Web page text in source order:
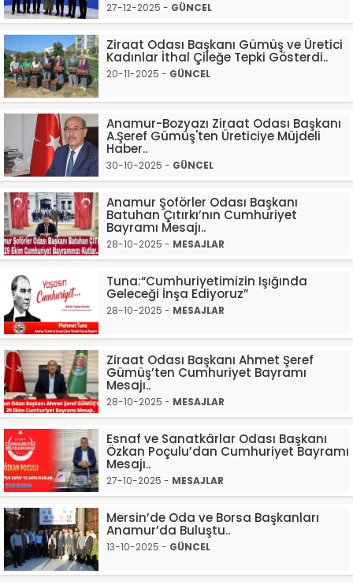
27-12-2025 - GÜNCEL
Ziraat Odası Başkanı Gümüş ve Üretici
Kadınlar İthal Çileğe Tepki Gösterdi..
20-11-2025 - GÜNCEL
Anamur-Bozyazı Ziraat Odası Başkanı
A.Şeref Gümüş'ten Üreticiye Müjdeli
Haber..
30-10-2025 - GÜNCEL
Anamur Şoförler Odası Başkanı
Batuhan Çıtırkı’nın Cumhuriyet
Bayramı Mesajı..
28-10-2025 - MESAJLAR
Tuna:“Cumhuriyetimizin Işığında
Geleceği İnşa Ediyoruz”
28-10-2025 - MESAJLAR
Ziraat Odası Başkanı Ahmet Şeref
Gümüş’ten Cumhuriyet Bayramı
Mesajı..
28-10-2025 - MESAJLAR
Esnaf ve Sanatkârlar Odası Başkanı
Özkan Poçulu’dan Cumhuriyet Bayramı
Mesajı..
27-10-2025 - MESAJLAR
Mersin’de Oda ve Borsa Başkanları
Anamur’da Buluştu..
13-10-2025 - GÜNCEL